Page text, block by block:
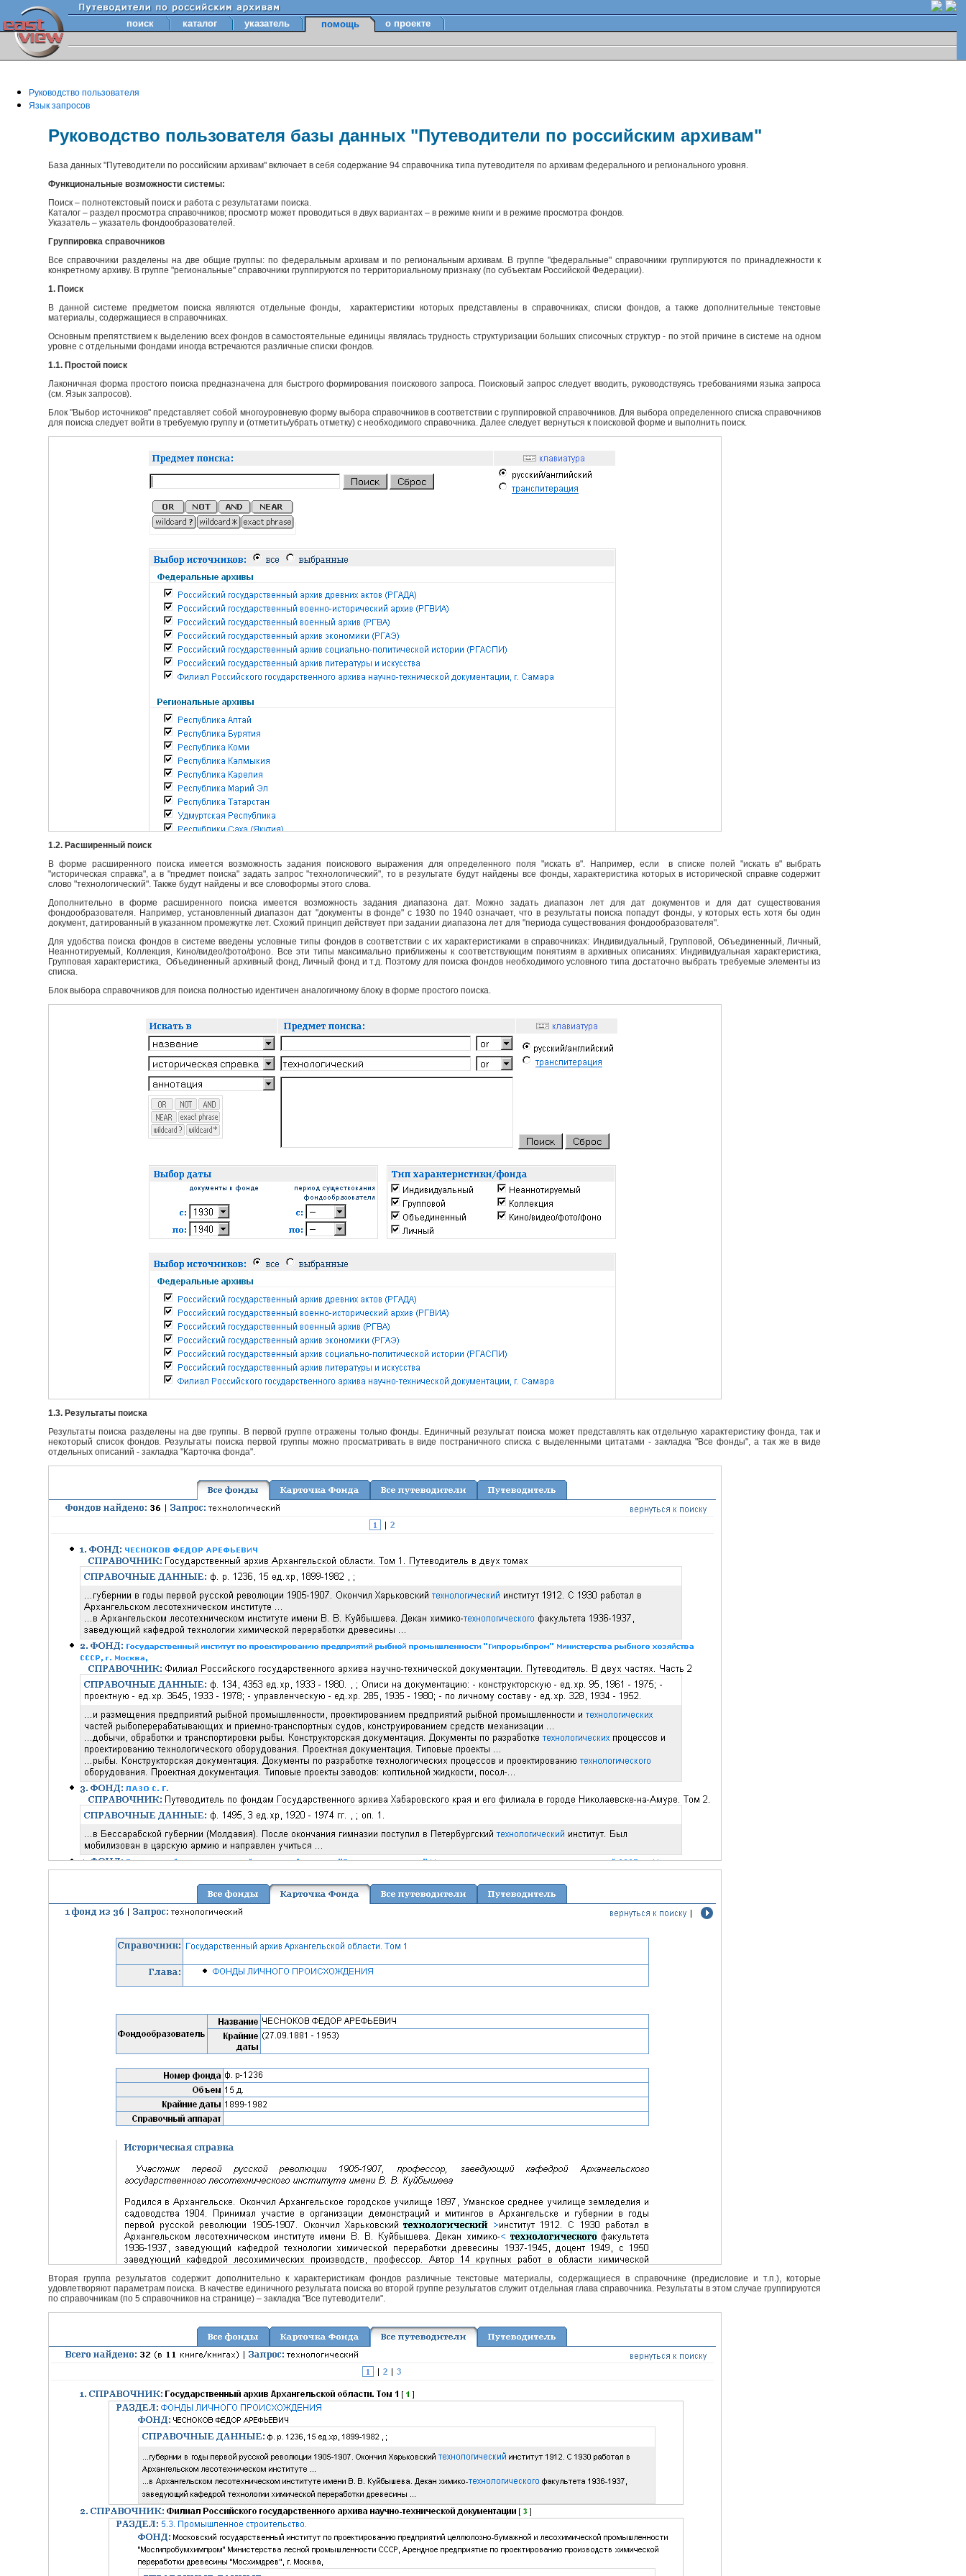
поиск каталог указатель помощь о проекте
Руководство пользователя
Язык запросов
Руководство пользователя базы данных "Путеводители по российским архивам"
База данных "Путеводители по российским архивам" включает в себя содержание 94 справочника типа путеводителя по архивам федерального и регионального уровня.
Функциональные возможности системы:
Поиск – полнотекстовый поиск и работа с результатами поиска.
Каталог – раздел просмотра справочников; просмотр может проводиться в двух вариантах – в режиме книги и в режиме просмотра фондов.
Указатель – указатель фондообразователей.
Группировка справочников
Все справочники разделены на две общие группы: по федеральным архивам и по региональным архивам. В группе "федеральные" справочники группируются по принадлежности к
конкретному архиву. В группе "региональные" справочники группируются по территориальному признаку (по субъектам Российской Федерации).
1. Поиск
В данной системе предметом поиска являются отдельные фонды, характеристики которых представлены в справочниках, списки фондов, а также дополнительные текстовые
материалы, содержащиеся в справочниках.
Основным препятствием к выделению всех фондов в самостоятельные единицы являлась трудность структуризации больших списочных структур - по этой причине в системе на одном
уровне с отдельными фондами иногда встречаются различные списки фондов.
1.1. Простой поиск
Лаконичная форма простого поиска предназначена для быстрого формирования поискового запроса. Поисковый запрос следует вводить, руководствуясь требованиями языка запроса
(см. Язык запросов).
Блок "Выбор источников" представляет собой многоуровневую форму выбора справочников в соответствии с группировкой справочников. Для выбора определенного списка справочников
для поиска следует войти в требуемую группу и (отметить/убрать отметку) с необходимого справочника. Далее следует вернуться к поисковой форме и выполнить поиск.
1.2. Расширенный поиск
В форме расширенного поиска имеется возможность задания поискового выражения для определенного поля "искать в". Например, если в списке полей "искать в" выбрать
"историческая справка", а в "предмет поиска" задать запрос "технологический", то в результате будут найдены все фонды, характеристика которых в исторической справке содержит
слово "технологический". Также будут найдены и все словоформы этого слова.
Дополнительно в форме расширенного поиска имеется возможность задания диапазона дат. Можно задать диапазон лет для дат документов и для дат существования
фондообразователя. Например, установленный диапазон дат "документы в фонде" с 1930 по 1940 означает, что в результаты поиска попадут фонды, у которых есть хотя бы один
документ, датированный в указанном промежутке лет. Схожий принцип действует при задании диапазона лет для "периода существования фондообразователя".
Для удобства поиска фондов в системе введены условные типы фондов в соответствии с их характеристиками в справочниках: Индивидуальный, Групповой, Объединенный, Личный,
Неаннотируемый, Коллекция, Кино/видео/фото/фоно. Все эти типы максимально приближены к соответствующим понятиям в архивных описаниях: Индивидуальная характеристика,
Групповая характеристика, Объединенный архивный фонд, Личный фонд и т.д. Поэтому для поиска фондов необходимого условного типа достаточно выбрать требуемые элементы из
списка.
Блок выбора справочников для поиска полностью идентичен аналогичному блоку в форме простого поиска.
1.3. Результаты поиска
Результаты поиска разделены на две группы. В первой группе отражены только фонды. Единичный результат поиска может представлять как отдельную характеристику фонда, так и
некоторый список фондов. Результаты поиска первой группы можно просматривать в виде постраничного списка с выделенными цитатами - закладка "Все фонды", а так же в виде
отдельных описаний - закладка "Карточка фонда".
Вторая группа результатов содержит дополнительно к характеристикам фондов различные текстовые материалы, содержащиеся в справочнике (предисловие и т.п.), которые
удовлетворяют параметрам поиска. В качестве единичного результата поиска во второй группе результатов служит отдельная глава справочника. Результаты в этом случае группируются
по справочникам (по 5 справочников на странице) – закладка "Все путеводители".